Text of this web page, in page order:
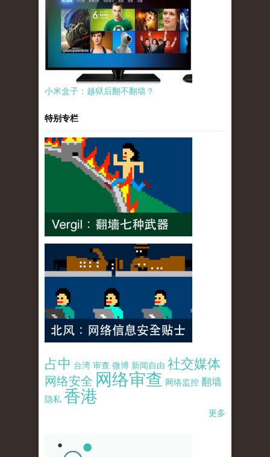
小米盒子：越狱后翻不翻墙？
特别专栏
占中 台湾 审查 微博 新闻自由 社交媒体
网络安全 网络审查 网络监控 翻墙
隐私 香港
更多
pao-pao-banner-mirror-site-120814.jpg